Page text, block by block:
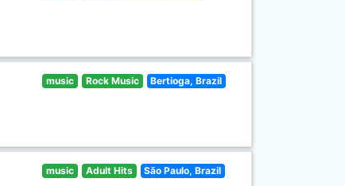
music Rock Music Bertioga, Brazil
music Adult Hits São Paulo, Brazil